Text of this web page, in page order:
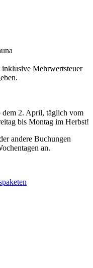
Mehrwertsteuer
dem 2. April, täglich vom
bis Montag im Herbst!
andere Buchungen
an.